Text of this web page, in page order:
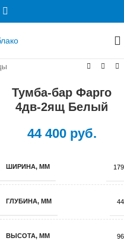
Тумба-бар Фарго
4дв-2ящ Белый
44 400руб.
ШИРИНА, ММ
ГЛУБИНА, ММ
ВЫСОТА, ММ